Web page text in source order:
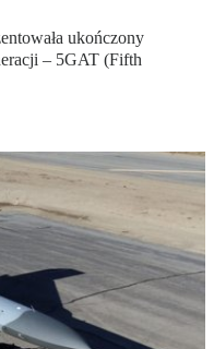
ukończony
– 5GAT (Fifth